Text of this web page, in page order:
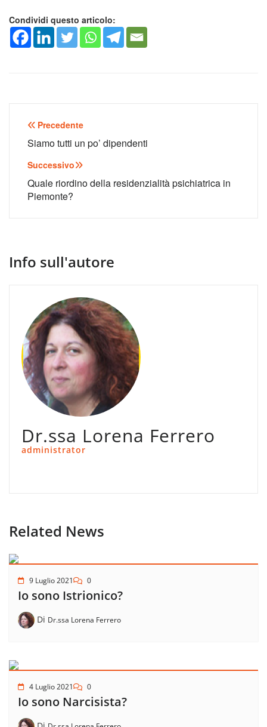
Condividi questo articolo:
Navigazione
articoli
Precedente
Siamo tutti un po’ dipendenti
Successivo
Quale riordino della residenzialità psichiatrica in
Piemonte?
Info sull'autore
Dr.ssa Lorena Ferrero
administrator
Related News
9 Luglio 2021 0
Io sono Istrionico?
Di Dr.ssa Lorena Ferrero
4 Luglio 2021 0
Io sono Narcisista?